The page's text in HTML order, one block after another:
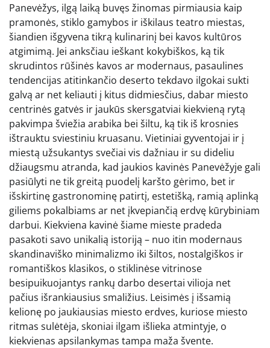
Panevėžys, ilgą laiką buvęs žinomas pirmiausia kaip
pramonės, stiklo gamybos ir iškilaus teatro miestas,
šiandien išgyvena tikrą kulinarinį bei kavos kultūros
atgimimą. Jei anksčiau ieškant kokybiškos, ką tik
skrudintos rūšinės kavos ar modernaus, pasaulines
tendencijas atitinkančio deserto tekdavo ilgokai sukti
galvą ar net keliauti į kitus didmiesčius, dabar miesto
centrinės gatvės ir jaukūs skersgatviai kiekvieną rytą
pakvimpa šviežia arabika bei šiltu, ką tik iš krosnies
ištrauktu sviestiniu kruasanu. Vietiniai gyventojai ir į
miestą užsukantys svečiai vis dažniau ir su dideliu
džiaugsmu atranda, kad jaukios kavinės Panevėžyje gali
pasiūlyti ne tik greitą puodelį karšto gėrimo, bet ir
išskirtinę gastronominę patirtį, estetišką, ramią aplinką
giliems pokalbiams ar net įkvepiančią erdvę kūrybiniam
darbui. Kiekviena kavinė šiame mieste pradeda
pasakoti savo unikalią istoriją – nuo itin modernaus
skandinaviško minimalizmo iki šiltos, nostalgiškos ir
romantiškos klasikos, o stiklinėse vitrinose
besipuikuojantys rankų darbo desertai vilioja net
pačius išrankiausius smaližius. Leisimės į išsamią
kelionę po jaukiausias miesto erdves, kuriose miesto
ritmas sulėtėja, skoniai ilgam išlieka atmintyje, o
kiekvienas apsilankymas tampa maža švente.